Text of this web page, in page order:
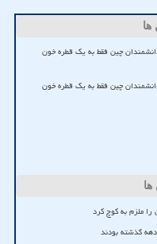
ها
قابل حمل دانشمندان چین فقط به یک قطره خون
قابل حمل دانشمندان چین فقط به یک قطره خون
ملزم به کوچ کرد
گذشته بودند